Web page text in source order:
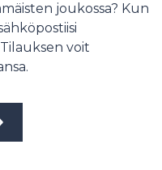
joukossa? Kun
voit